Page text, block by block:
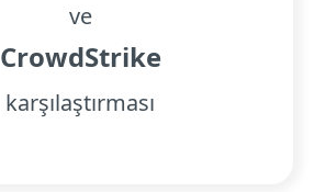
ve
CrowdStrike
karşılaştırması